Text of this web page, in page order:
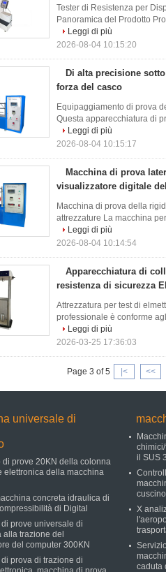
Tester di Resistenza per
Panoramica del Prodotto
Leggi di più
2026-08-04 10:15:20
Di alta precisione
forza del casco
Equipaggiamento di prova
Questa apparecchiatura di
Leggi di più
2026-08-04 10:15:17
Macchina di prova
visualizzatore digitale
Macchina di prova della
attrezzature La macchina
Leggi di più
2026-08-04 10:14:54
Apparecchiatura di
resistenza di sicurezza
Attrezzatura per test di
professionale è conforme
Leggi di più
2026-03-25 17:36:03
Page 3 of 5 |< <<
universale di
di prove 20KN della colonna
elettronica della macchina
concreta idraulica di
di Digital
di prove universale di
alla trazione del
del computer 300KN
prova di trazione di
il SUS
X
caduta